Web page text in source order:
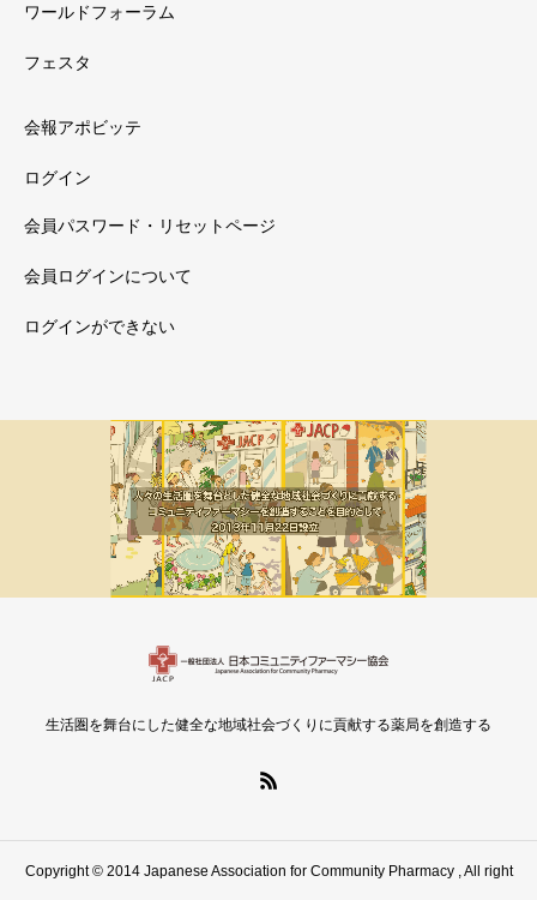
ワールドフォーラム
フェスタ
会報アポビッテ
ログイン
会員パスワード・リセットページ
会員ログインについて
ログインができない
会員限定
生活圏を舞台にした健全な地域社会づくりに貢献する薬局を創造する
Copyright © 2014 Japanese Association for Community Pharmacy , All right